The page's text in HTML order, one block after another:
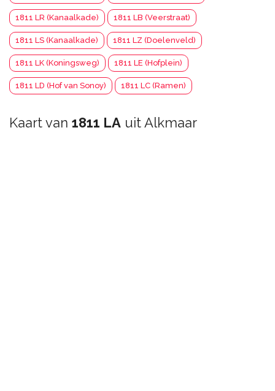
1811 LR (Kanaalkade) 1811 LB (Veerstraat)
1811 LS (Kanaalkade) 1811 LZ (Doelenveld)
1811 LK (Koningsweg) 1811 LE (Hofplein)
1811 LD (Hof van Sonoy) 1811 LC (Ramen)
Kaart van 1811 LA uit Alkmaar